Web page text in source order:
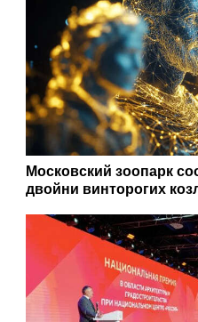
Московский зоопарк
двойни винторогих